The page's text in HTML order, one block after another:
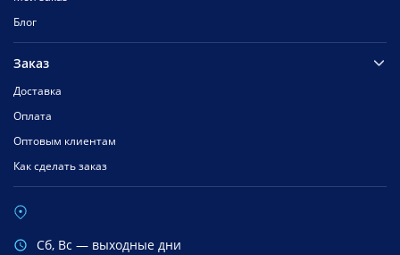
Блог
Заказ
Доставка
Оплата
Оптовым клиентам
Как сделать заказ
Cб, Вс — выходные дни